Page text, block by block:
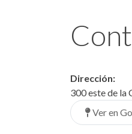
Dirección:
300 este de la
Ver en